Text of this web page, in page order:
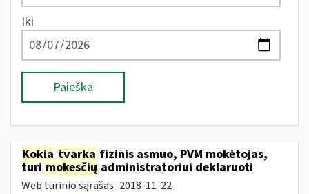
Iki
Paieška
Kokia tvarka fizinis asmuo, PVM mokėtojas,
turimokesčių administratoriui deklaruoti
Web turinio sąrašas 2018-11-22